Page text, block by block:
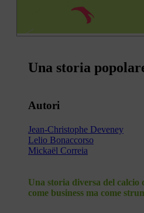
Una storia
Autori
Jean-Christophe Deveney
Lelio Bonaccorso
Mickaël Correia
Una storia diversa del calcio
come business ma come